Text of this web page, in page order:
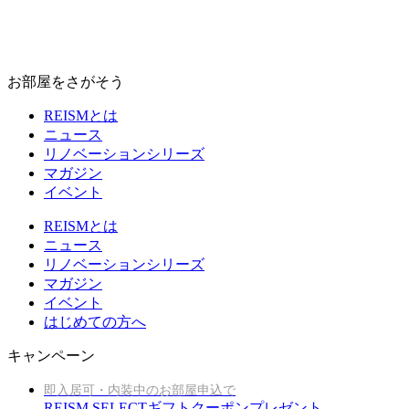
お部屋をさがそう
REISMとは
ニュース
リノベーションシリーズ
マガジン
イベント
REISMとは
ニュース
リノベーションシリーズ
マガジン
イベント
はじめての方へ
キャンペーン
即入居可・内装中のお部屋申込で